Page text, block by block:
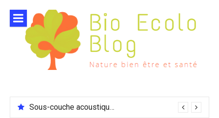
contenu
Sous-couche acoustique compatible chauffage sol